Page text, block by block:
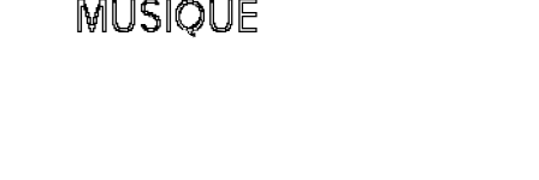
MUSIQUE